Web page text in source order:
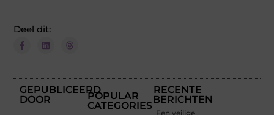
Deel dit:
GEPUBLICEERD
DOOR
POPULAR
CATEGORIES
RECENTE
BERICHTEN
Een veilige